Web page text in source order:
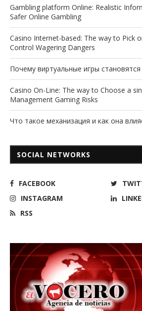
Gambling platform Online: Realistic
Safer Online Gambling
Casino Internet-based: The way to Pick
Control Wagering Dangers
Почему виртуальные игры
Casino On-Line: The way to Choose a
Management Gaming Risks
Что такое механизация и как она
SOCIAL NETWORKS
FACEBOOK
INSTAGRAM
RSS